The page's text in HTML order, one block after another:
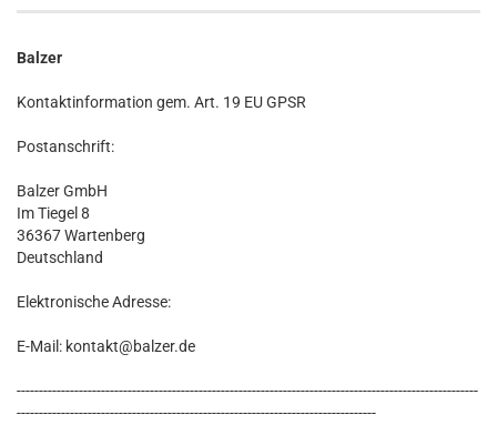
Balzer
Kontaktinformation gem. Art. 19 EU GPSR
Postanschrift:
Balzer GmbH
Im Tiegel 8
36367 Wartenberg
Deutschland
Elektronische Adresse:
E-Mail: kontakt@balzer.de
--------------------------------------------------------------------------------------------------------
---------------------------------------------------------------------------------